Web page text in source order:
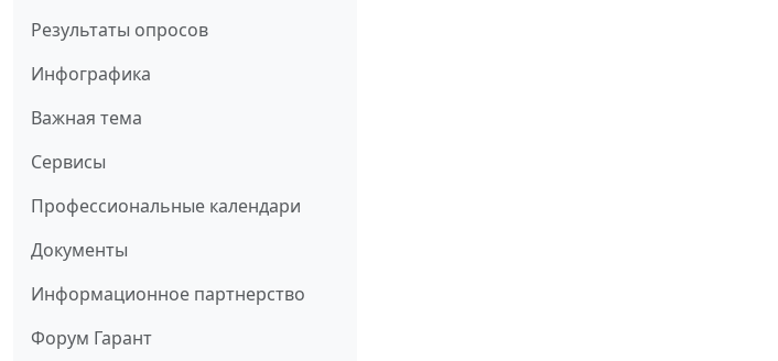
Результаты опросов
Инфографика
Важная тема
Сервисы
Профессиональные календари
Документы
Информационное партнерство
Форум Гарант